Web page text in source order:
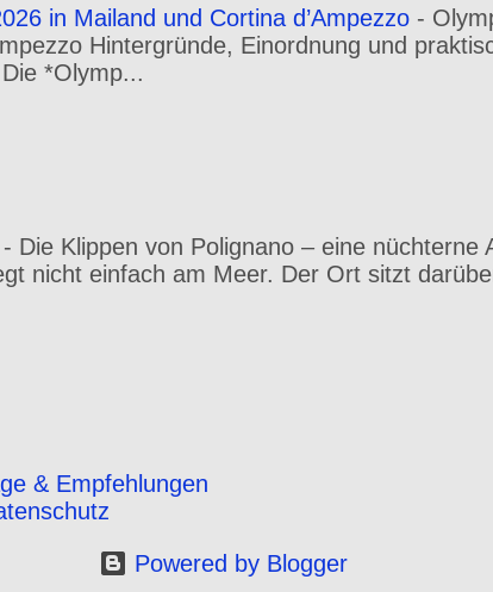
in Mailand und Cortina d’Ampezzo -
Hintergründe, Einordnung und
*Olymp...
- Die Klippen von Polignano – eine nüchterne
nicht einfach am Meer. Der Ort sitzt
& Empfehlungen
Powered by Blogger